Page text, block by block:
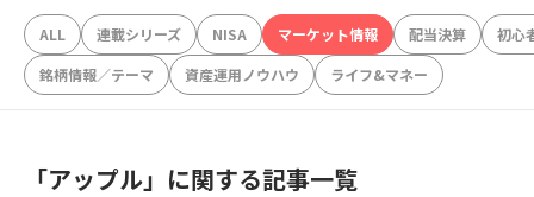
ALL 連載シリーズ NISA マーケット情報 配当決算
初心
銘柄情報／テーマ
資産運用ノウハウ ライフ&マネー
「アップル」に関する記事一覧